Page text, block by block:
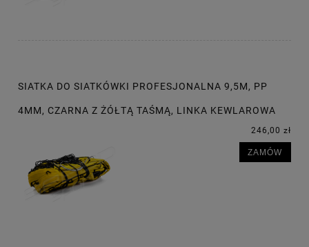
SIATKA DO SIATKÓWKI PROFESJONALNA 9,5M, PP
4MM, CZARNA Z ŻÓŁTĄ TAŚMĄ, LINKA KEWLAROWA
246,00 zł
ZAMÓW